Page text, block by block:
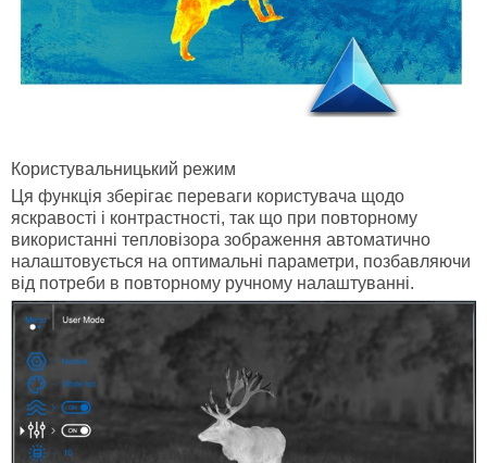
Користувальницький режим
Ця функція зберігає переваги користувача щодо
яскравості і контрастності, так що при повторному
використанні тепловізора зображення автоматично
налаштовується на оптимальні параметри, позбавляючи
від потреби в повторному ручному налаштуванні.